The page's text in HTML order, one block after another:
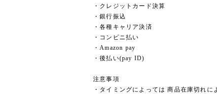
・クレジットカード決算
・銀行振込
・各種キャリア決済
・コンビニ払い
・Amazon pay
・後払い(pay ID)
注意事項
・タイミングによっては 商品在庫切れに